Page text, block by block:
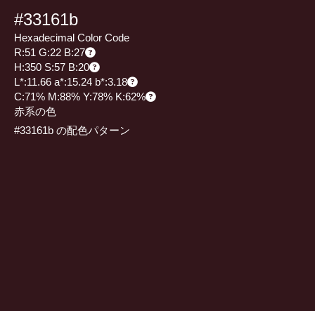
#33161b
Hexadecimal Color Code
R:51 G:22 B:27
H:350 S:57 B:20
L*:11.66 a*:15.24 b*:3.18
C:71% M:88% Y:78% K:62%
赤系の色
#33161b の配色パターン